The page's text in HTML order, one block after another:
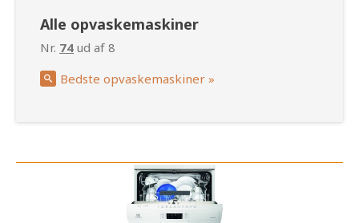
Alle opvaskemaskiner
Nr. 74 ud af 8
Bedste opvaskemaskiner »